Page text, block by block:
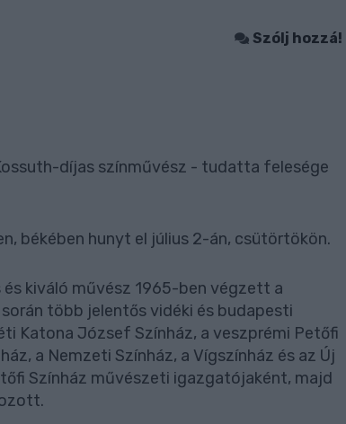
Szólj hozzá!
díjas színművész - tudatta felesége
békében hunyt el július 2-án, csütörtökön.
kiváló művész 1965-ben végzett a
több jelentős vidéki és budapesti
Katona József Színház, a veszprémi Petőfi
a Nemzeti Színház, a Vígszínház és az Új
Színház művészeti igazgatójaként, majd